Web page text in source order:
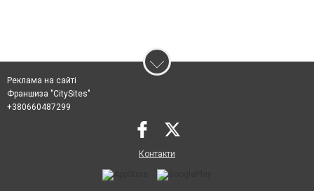
Реклама на сайті
Франшиза "CitySites"
+380660487299
Контакти